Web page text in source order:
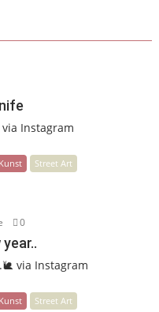
via Instagram
Kunst Street Art
0
via Instagram
Kunst Street Art